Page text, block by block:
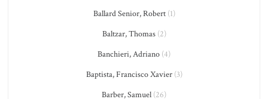
Ballard Senior, Robert(1)
Baltzar, Thomas(2)
Banchieri, Adriano (4)
Baptista, Francisco Xavier(3)
Barber, Samuel (26)